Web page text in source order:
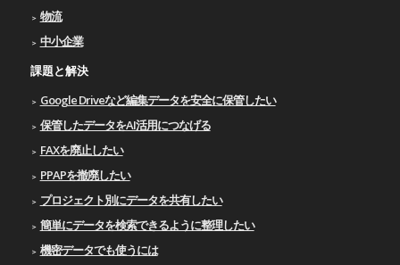
物流
中小企業
課題と解決
Google Driveなど編集データを安全に保管したい
保管したデータをAI活用につなげる
FAXを廃止したい
PPAPを撤廃したい
プロジェクト別にデータを共有したい
簡単にデータを検索できるように整理したい
機密データでも使うには